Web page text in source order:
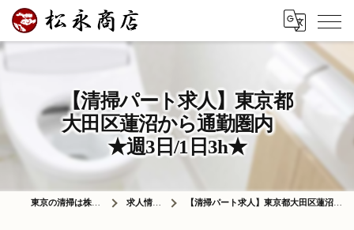
【清掃パート求人】東京都
大田区蓮沼から通勤圏内
★週3日/1日3h★
東京の清掃は株式会社松永商店 求人情報ブログ 【清掃パート求人】東京都大田区蓮沼から通勤圏内 ★週3日/1日3h★